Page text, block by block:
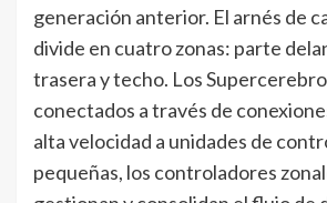
generación anterior. El arnés de
divide en cuatro zonas: parte
trasera y techo. Los
conectados a través de
alta velocidad a unidades de
pequeñas, los controladores